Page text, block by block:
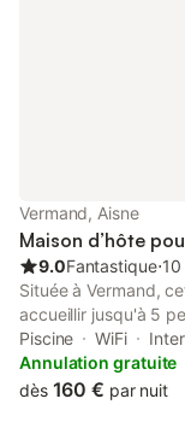
Vermand, Aisne
Maison d’hôte
9.0Fantastique⋅
Située à Vermand,
accueillir jusqu'à 5
pour explorer la
à 200 m de la rivière
offrant un cadre qui
Piscine WiFi
Annulation gratuite
dès 160 € par nuit